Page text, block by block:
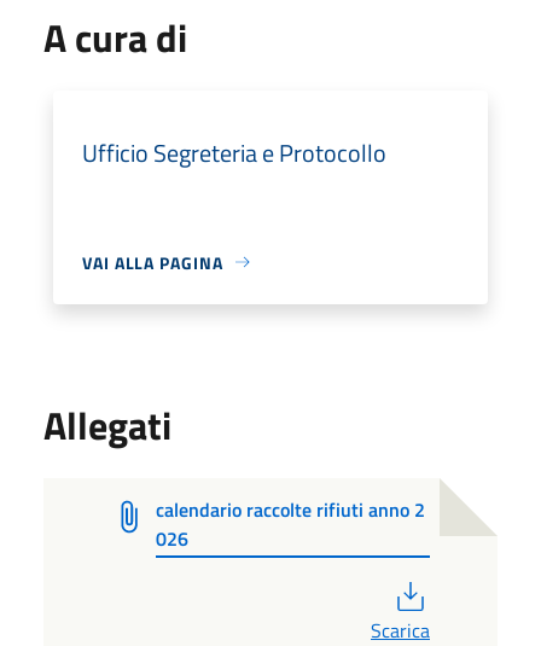
A cura di
Ufficio Segreteria e Protocollo
VAI ALLA PAGINA
Allegati
calendario raccolte rifiuti anno 2
026
Scarica